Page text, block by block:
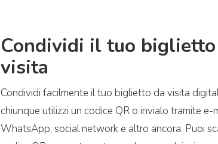
Condividi il tuo biglietto
visita
Condividi facilmente il tuo biglietto da visita
chiunque utilizzi un codice QR o invialo tramite e-
WhatsApp, social network e altro ancora. Puoi